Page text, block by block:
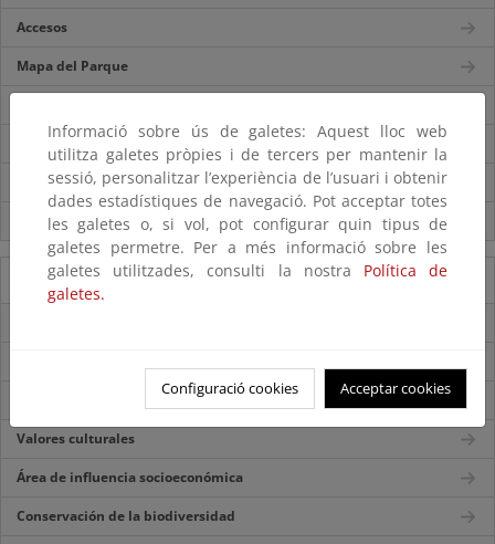
Accesos
Mapa del Parque
Itinerarios
Normas de visita
Servicios externos
Información del Parque
Valores culturales
Área de influencia socioeconómica
Conservación de la biodiversidad
Informació sobre ús de galetes: Aquest lloc web
utilitza galetes pròpies i de tercers per mantenir la
sessió, personalitzar l’experiència de l’usuari i obtenir
dades estadístiques de navegació. Pot acceptar totes
les galetes o, si vol, pot configurar quin tipus de
galetes permetre. Per a més informació sobre les
galetes utilitzades, consulti la nostra Política de
galetes.
Configuració cookies Acceptar cookies